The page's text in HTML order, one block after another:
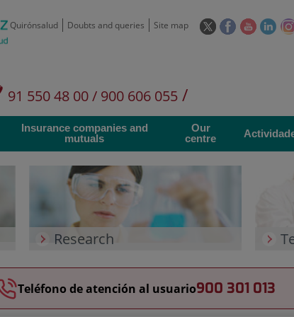
Quirónsalud Doubts and queries Site map
This
pop-
window.
This
pop-
up
This
pop-
up
This
up
91 550 48 00 / 900 606 055/
Private Care: 91 090 05 16
Insurance companies and
mutuals
Our
centre
Research
Teléfono de atención al usuario900 301 013